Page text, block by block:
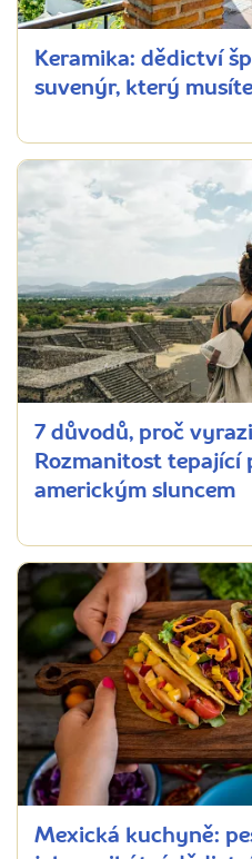
Keramika: dědictví
suvenýr, který
7 důvodů, proč
Rozmanitost tepající
americkým sluncem
Mexická kuchyně: